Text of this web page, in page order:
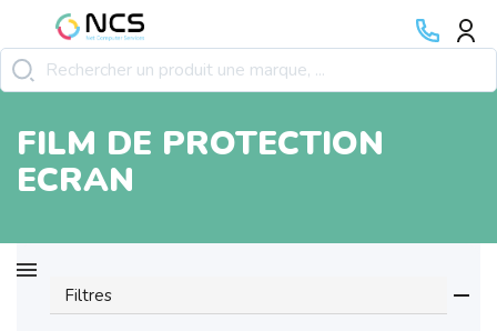
FILM DE PROTECTION
ECRAN
Filtres